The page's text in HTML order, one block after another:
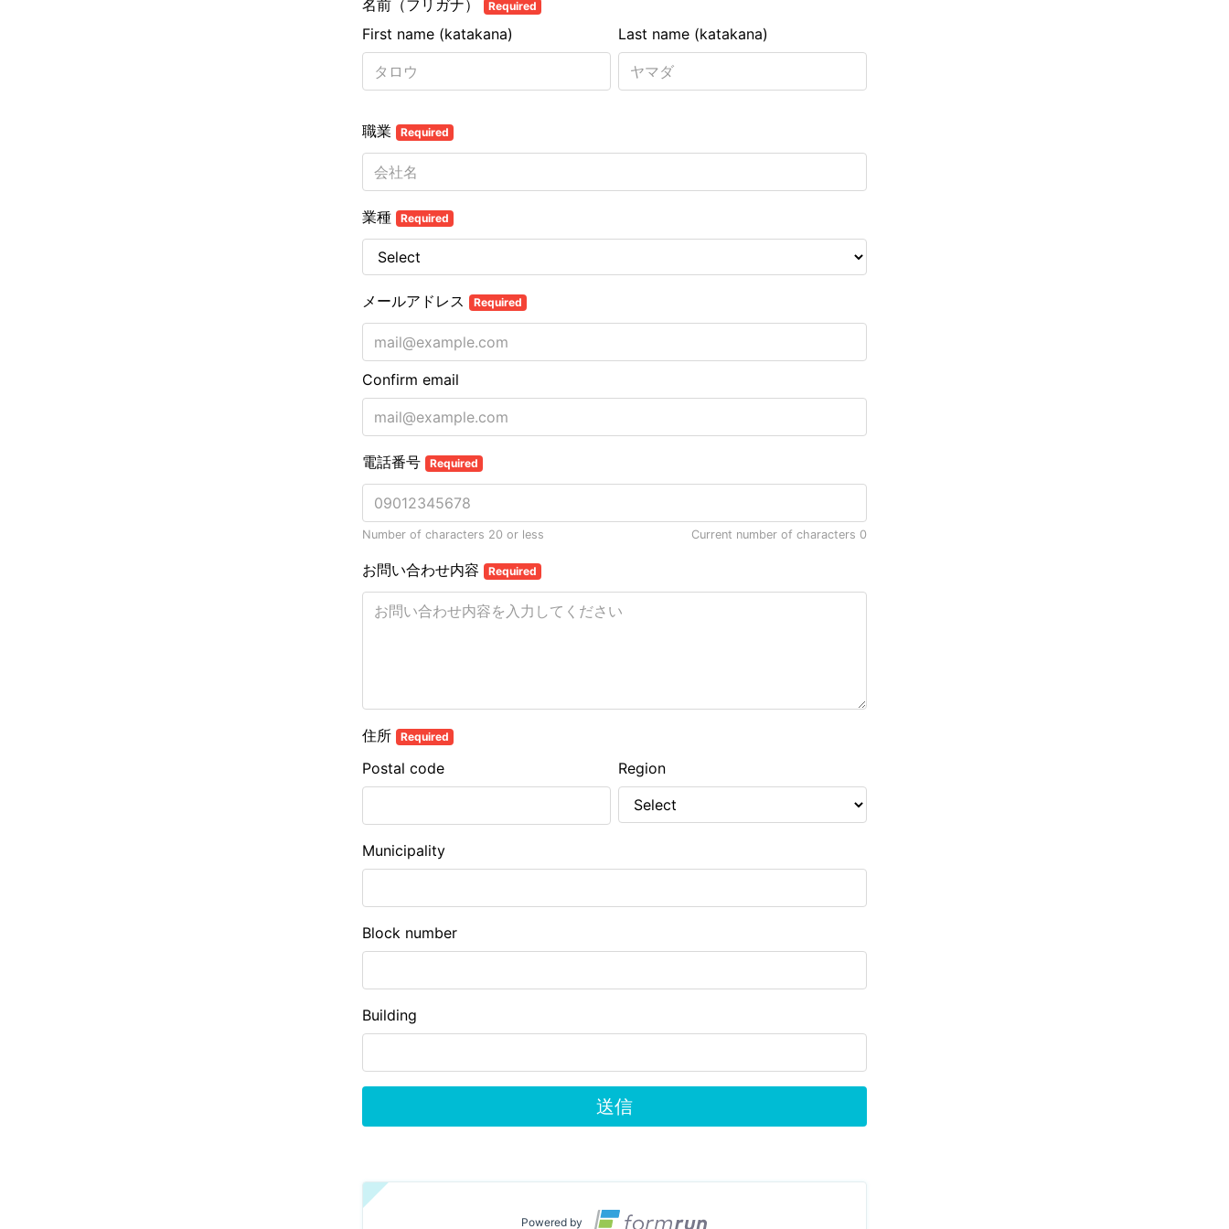
名前（フリガナ） Required
Last name (katakana)
First name (katakana)
職業 Required
業種 Required
メールアドレス Required
Confirm email
電話番号 Required
Number of characters 20 or less Current number of characters 0
お問い合わせ内容 Required
住所 Required
Postal code Region
Municipality
Block number
Building
送信
Powered by